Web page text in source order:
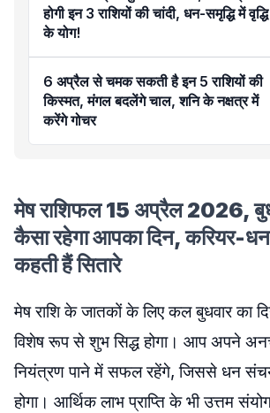
होगी इन 3 राशियों की चांदी, धन-समृद्धि में वृद्धि
के योग!
6 अप्रैल से चमक सकती है इन 5 राशियों की
किस्मत, मंगल बदलेंगे चाल, शनि के नक्षत्र में
करेंगे गोचर
मेष राशिफल 15 अप्रैल 2026,
कैसा रहेगा आपका दिन, करियर-
कहती हैं सितारे
मेष राशि के जातकों के लिए कल बुधवार का
विशेष रूप से शुभ सिद्ध होगा। आप अपने
नियंत्रण पाने में सफल रहेंगे, जिससे धन संचय
होगा। आर्थिक लाभ प्राप्ति के भी उत्तम